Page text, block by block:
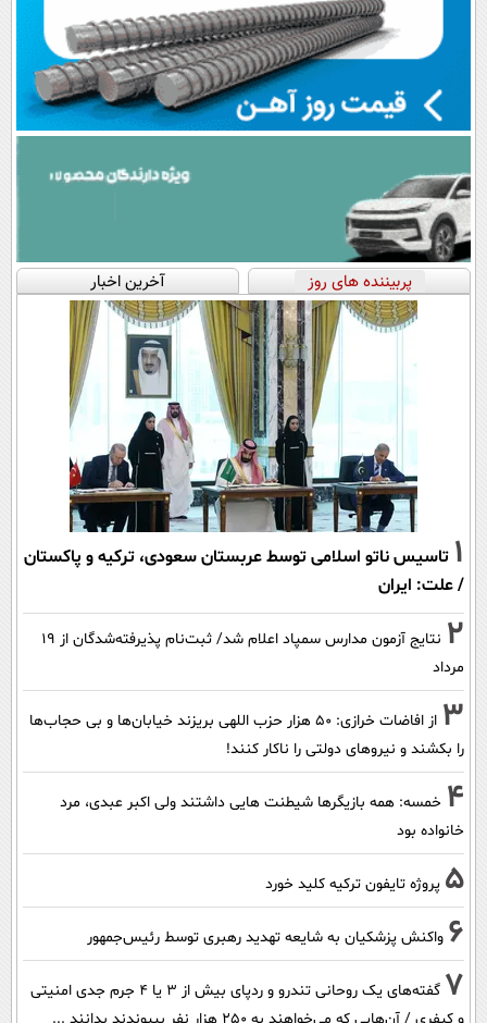
پربیننده های روز آخرین اخبار
1 تاسیس ناتو اسلامی توسط عربستان سعودی، ترکیه و پاکستان
/ علت: ایران
2
نتایج آزمون مدارس سمپاد اعلام شد/ ثبت‌نام پذیرفته‌شدگان از ۱۹
مرداد
3
از افاضات خرازی: ۵۰ هزار حزب اللهی بریزند خیابان‌ها و بی حجاب‌ها
را بکشند و نیرو‌های دولتی را ناکار کنند!
4 خمسه: همه بازیگرها شیطنت هایی داشتند ولی اکبر عبدی، مرد
خانواده بود
5 پروژه تایفون ترکیه کلید خورد
6 واکنش پزشکیان به شایعه تهدید رهبری توسط رئیس‌جمهور
7
گفته‌های یک روحانی تندرو و ردپای بیش از ۳ یا ۴ جرم جدی امنیتی